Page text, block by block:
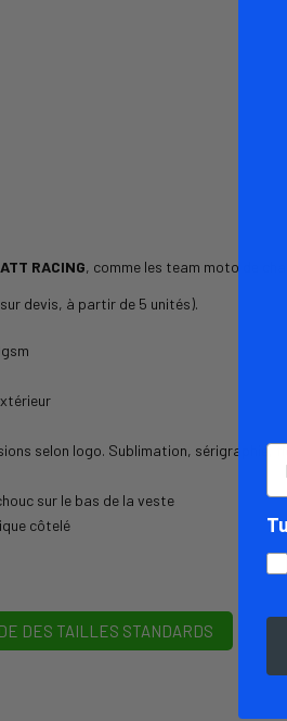
RACING, comme les team moto de
devis, à partir de 5 unités).
selon logo. Sublimation, sérigraphie,
sur le bas de la veste
côtelé
DES TAILLES STANDARDS